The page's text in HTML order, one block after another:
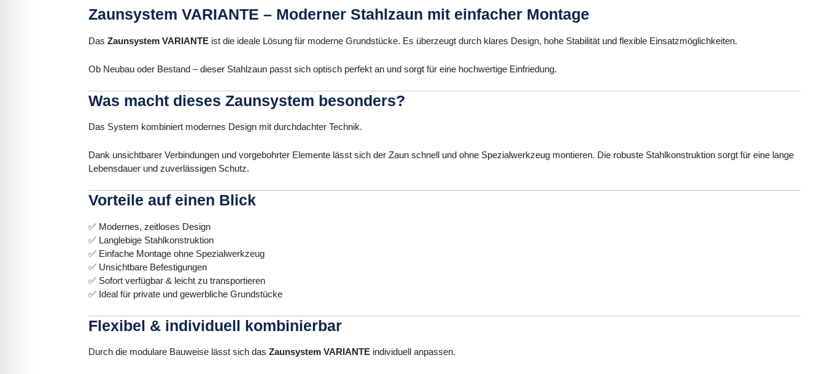
Zaunsystem VARIANTE – Moderner Stahlzaun mit einfacher Montage
DasZaunsystem VARIANTE ist die ideale Lösung für moderne Grundstücke. Es überzeugt durch klares Design, hohe Stabilität und flexible Einsatzmöglichkeiten.
Ob Neubau oder Bestand – dieser Stahlzaun passt sich optisch perfekt an und sorgt für eine hochwertige Einfriedung.
Was macht dieses Zaunsystem besonders?
Das System kombiniert modernes Design mit durchdachter Technik.
Dank unsichtbarer Verbindungen und vorgebohrter Elemente lässt sich der Zaun schnell und ohne Spezialwerkzeug montieren. Die robuste Stahlkonstruktion sorgt für eine lange
Lebensdauer und zuverlässigen Schutz.
Vorteile auf einen Blick
✅ Modernes, zeitloses Design
✅ Langlebige Stahlkonstruktion
✅ Einfache Montage ohne Spezialwerkzeug
✅ Unsichtbare Befestigungen
✅ Sofort verfügbar & leicht zu transportieren
✅ Ideal für private und gewerbliche Grundstücke
Flexibel & individuell kombinierbar
Durch die modulare Bauweise lässt sich dasZaunsystem VARIANTE individuell anpassen.